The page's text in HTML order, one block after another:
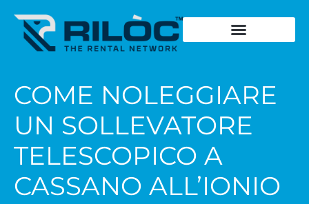
COME NOLEGGIARE
UN SOLLEVATORE
TELESCOPICO A
CASSANO ALL’IONIO